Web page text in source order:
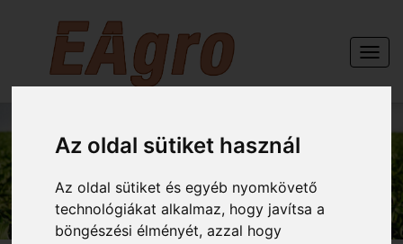
Az oldal sütiket használ
Az oldal sütiket és egyéb nyomkövető
technológiákat alkalmaz, hogy javítsa a
böngészési élményét, azzal hogy
GÉPEINK